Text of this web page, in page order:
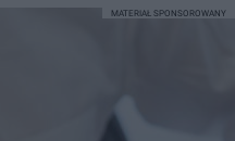
MATERIAŁ SPONSOROWANY